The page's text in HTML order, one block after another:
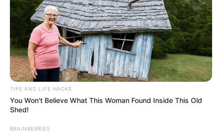
TIPS AND LIFE HACKS
You Won't Believe What This Woman Found Inside This Old
Shed!
BRAINBERRIES